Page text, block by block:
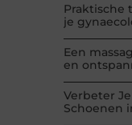
Praktische
je
Een
en
Verbeter
Schoenen